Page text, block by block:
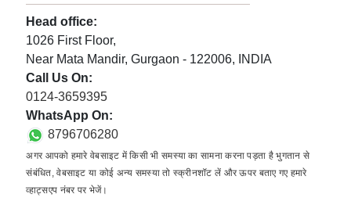
Head office:
1026 First Floor,
Near Mata Mandir, Gurgaon - 122006, INDIA
Call Us On:
0124-3659395
WhatsApp On:
8796706280
अगर आपको हमारे वेबसाइट में किसी भी समस्या का सामना करना पड़ता है भुगतान से
संबंधित, वेबसाइट या कोई अन्य समस्या तो स्क्रीनशॉट लें और ऊपर बताए गए हमारे
व्हाट्सएप नंबर पर भेजें।